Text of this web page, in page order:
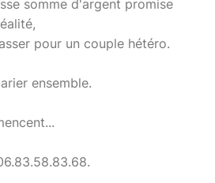
somme d'argent promise
pour un couple hétéro.
ensemble.